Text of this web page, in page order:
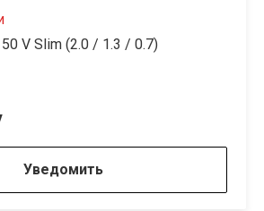
V Slim (2.0 / 1.3 / 0.7)
Уведомить